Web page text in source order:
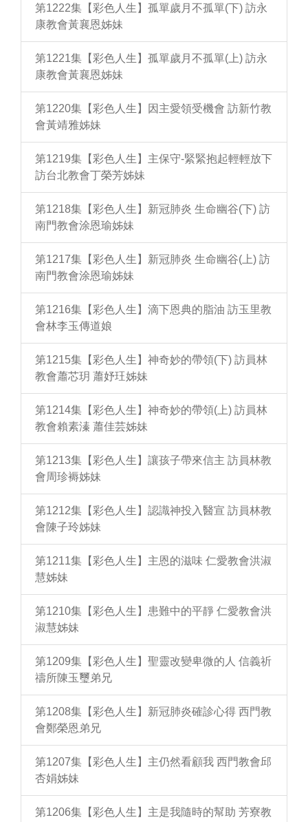
第1222集【彩色人生】孤單歲月不孤單(下) 訪永
康教會黃襄恩姊妹
第1221集【彩色人生】孤單歲月不孤單(上) 訪永
康教會黃襄恩姊妹
第1220集【彩色人生】因主愛領受機會 訪新竹教
會黃靖雅姊妹
第1219集【彩色人生】主保守-緊緊抱起輕輕放下
訪台北教會丁榮芳姊妹
第1218集【彩色人生】新冠肺炎 生命幽谷(下) 訪
南門教會涂恩瑜姊妹
第1217集【彩色人生】新冠肺炎 生命幽谷(上) 訪
南門教會涂恩瑜姊妹
第1216集【彩色人生】滴下恩典的脂油 訪玉里教
會林李玉傳道娘
第1215集【彩色人生】神奇妙的帶領(下) 訪員林
教會蕭芯玥 蕭妤玨姊妹
第1214集【彩色人生】神奇妙的帶領(上) 訪員林
教會賴素溱 蕭佳芸姊妹
第1213集【彩色人生】讓孩子帶來信主 訪員林教
會周珍褥姊妹
第1212集【彩色人生】認識神投入醫宣 訪員林教
會陳子玲姊妹
第1211集【彩色人生】主恩的滋味 仁愛教會洪淑
慧姊妹
第1210集【彩色人生】患難中的平靜 仁愛教會洪
淑慧姊妹
第1209集【彩色人生】聖靈改變卑微的人 信義祈
禱所陳玉璽弟兄
第1208集【彩色人生】新冠肺炎確診心得 西門教
會鄭榮恩弟兄
第1207集【彩色人生】主仍然看顧我 西門教會邱
杏娟姊妹
第1206集【彩色人生】主是我隨時的幫助 芳寮教